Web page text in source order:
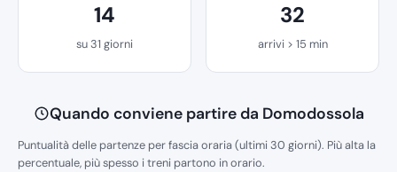
14
su 31 giorni
32
arrivi > 15 min
Quando conviene partire da Domodossola
Puntualità delle partenze per fascia oraria (ultimi 30 giorni). Più alta la
percentuale, più spesso i treni partono in orario.